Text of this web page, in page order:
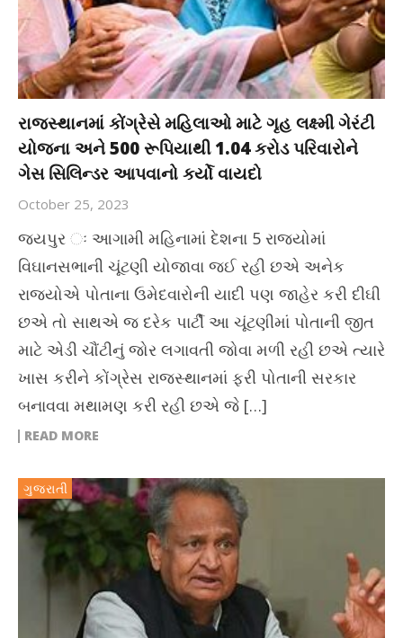
રાજસ્થાનમાં કોંગ્રેસે મહિલાઓ માટે ગૃહ લક્ષ્મી ગેરંટી
યોજના અને 500 રૂપિયાથી 1.04 કરોડ પરિવારોને
ગેસ સિલિન્ડર આપવાનો કર્યો વાયદો
October 25, 2023
જયપુર ઃ આગામી મહિનામાં દેશના 5 રાજ્યોમાં
વિઘાનસભાની ચૂંટણી યોજાવા જઈ રહી છએ અનેક
રાજ્યોએ પોતાના ઉમેદવારોની યાદી પણ જાહેર કરી દીઘી
છએ તો સાથએ જ દરેક પાર્ટી આ ચૂંટણીમાં પોતાની જીત
માટે એડી ચૌંટીનું જોર લગાવતી જોવા મળી રહી છએ ત્યારે
ખાસ કરીને કોંગ્રેસ રાજસ્થાનમાં ફરી પોતાની સરકાર
બનાવવા મથામણ કરી રહી છએ જે […]
READ MORE
ગુજરાતી